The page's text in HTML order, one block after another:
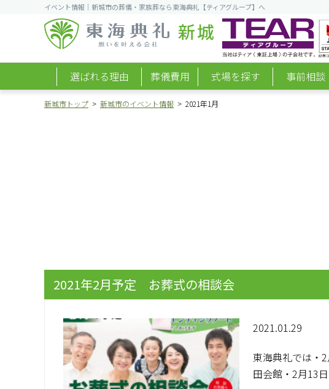
イベント情報｜新城市の葬儀・家族葬なら東海典礼【ティアグループ】へ
新城
選ばれる理由 葬儀費用 式場を探す 事前相談
新城市トップ 新城市のイベント情報 2021年1月
2021年2月予定 お葬式の相談会
2021.01.29
東海典礼では・
田会館・2月13